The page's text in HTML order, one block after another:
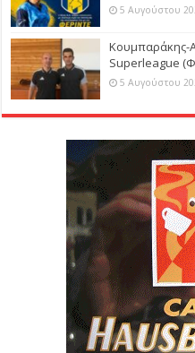
5 Αυγούστου
Κουμπαράκης-
Superleague
5 Αυγούστου